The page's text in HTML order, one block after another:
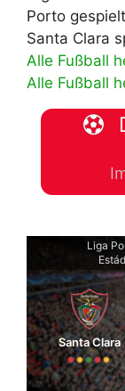
Porto
Santa Clara
Alle Fußball
Alle Fußball
Liga
Santa Clara